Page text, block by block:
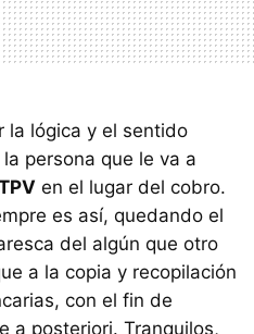
la lógica y el sentido
persona que le va a
en el lugar del cobro.
es así, quedando el
del algún que otro
a la copia y recopilación
con el fin de
a posteriori. Tranquilos,